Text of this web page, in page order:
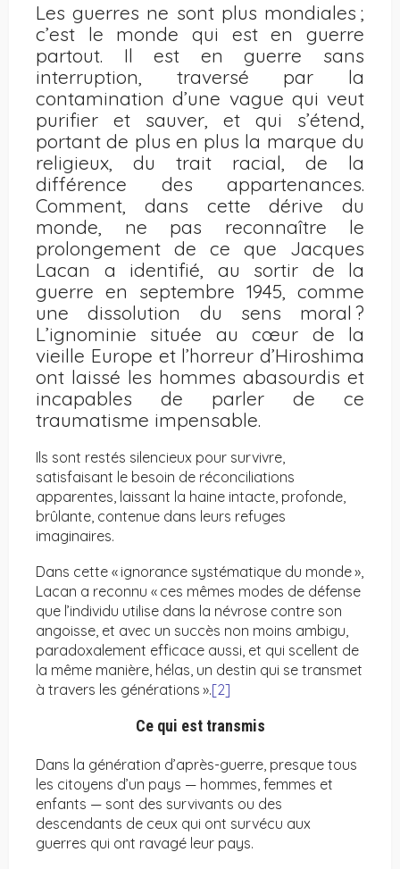
Les guerres ne sont plus mondiales ;
c’est le monde qui est en guerre
partout. Il est en guerre sans
interruption, traversé par la
contamination d’une vague qui veut
purifier et sauver, et qui s’étend,
portant de plus en plus la marque du
religieux, du trait racial, de la
différence des appartenances.
Comment, dans cette dérive du
monde, ne pas reconnaître le
prolongement de ce que Jacques
Lacan a identifié, au sortir de la
guerre en septembre 1945, comme
une dissolution du sens moral ?
L’ignominie située au cœur de la
vieille Europe et l’horreur d’Hiroshima
ont laissé les hommes abasourdis et
incapables de parler de ce
traumatisme impensable.
Ils sont restés silencieux pour survivre,
satisfaisant le besoin de réconciliations
apparentes, laissant la haine intacte, profonde,
brûlante, contenue dans leurs refuges
imaginaires.
Dans cette « ignorance systématique du monde »,
Lacan a reconnu « ces mêmes modes de défense
que l’individu utilise dans la névrose contre son
angoisse, et avec un succès non moins ambigu,
paradoxalement efficace aussi, et qui scellent de
la même manière, hélas, un destin qui se transmet
à travers les générations ».[2]
Ce qui est transmis
Dans la génération d’après-guerre, presque tous
les citoyens d’un pays — hommes, femmes et
enfants — sont des survivants ou des
descendants de ceux qui ont survécu aux
guerres qui ont ravagé leur pays.